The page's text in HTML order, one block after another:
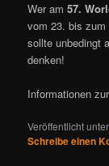
Wer am57.
vom 23. bis zum
sollte unbedingt
denken!
Informationen
Veröffentlicht unter
Schreibe einen